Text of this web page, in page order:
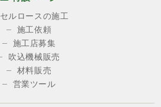
セルロースの施工
施工依頼
施工店募集
吹込機械販売
材料販売
営業ツール